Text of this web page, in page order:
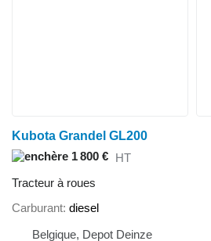
Kubota Grandel GL200
1 800 € HT
Tracteur à roues
Carburant diesel
Belgique, Depot Deinze